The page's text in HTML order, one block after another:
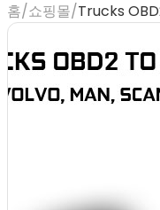
홈/쇼핑몰/Trucks